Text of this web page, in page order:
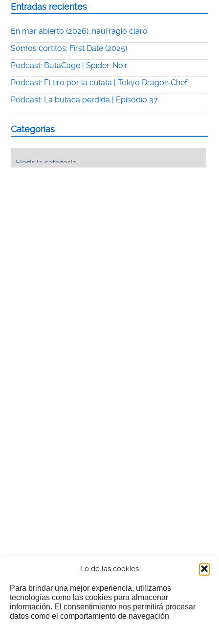
Lo de las cookies
Para brindar una mejor experiencia, utilizamos
tecnologías como las cookies para almacenar
información. El consentimiento nos permitirá procesar
datos como el comportamiento de navegación
Entradas recientes
En mar abierto (2026): naufragio claro
Somos cortitos: First Date (2025)
Podcast: ButaCage | Spider-Noir
Podcast: El tiro por la culata | Tokyo Dragon Chef
Podcast: La butaca perdida | Episodio 37
Categorías
¿Nos invitas a un cafecillo?